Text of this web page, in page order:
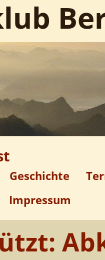
Geschichte
Impressum